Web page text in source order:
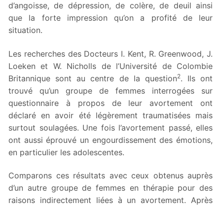
d’angoisse, de dépression, de colère, de deuil ainsi
que la forte impression qu’on a profité de leur
situation.
Les recherches des Docteurs I. Kent, R. Greenwood, J.
Loeken et W. Nicholls de l’Université de Colombie
Britannique sont au centre de la question2. Ils ont
trouvé qu’un groupe de femmes interrogées sur
questionnaire à propos de leur avortement ont
déclaré en avoir été légèrement traumatisées mais
surtout soulagées. Une fois l’avortement passé, elles
ont aussi éprouvé un engourdissement des émotions,
en particulier les adolescentes.
Comparons ces résultats avec ceux obtenus auprès
d’un autre groupe de femmes en thérapie pour des
raisons indirectement liées à un avortement. Après